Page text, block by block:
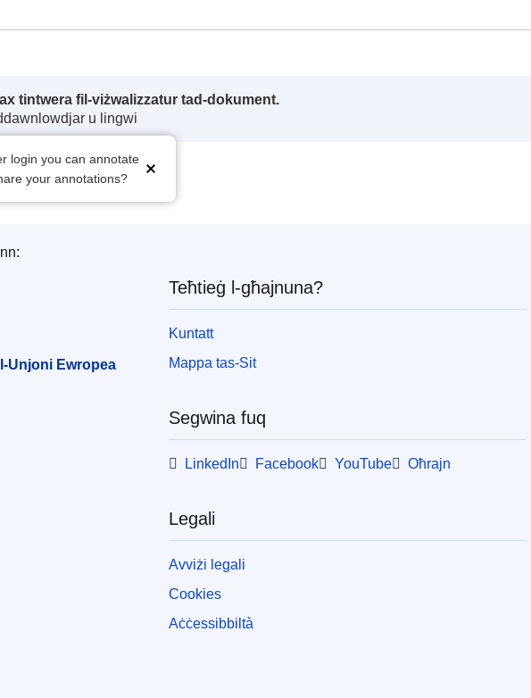
tintwera fil-viżwalizzatur tad-dokument.
u lingwi
login you can annotate
your annotations?
tal-Unjoni Ewropea
Unjoni Ewropea
Teħtieġ l-għajnuna?
Kuntatt
Mappa tas-Sit
Segwina fuq
LinkedIn Facebook YouTube Oħrajn
Legali
Avviżi legali
Cookies
Aċċessibbiltà